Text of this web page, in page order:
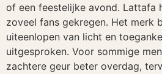
of een feestelijke avond. Lattafa
zoveel fans gekregen. Het merk
uiteenlopen van licht en
uitgesproken. Voor sommige
zachtere geur beter overdag,